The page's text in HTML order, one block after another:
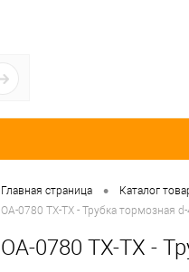
Главная страница • Каталог
OA-0780 TX-TX - Трубка тормозная
OA-0780 TX-TX -